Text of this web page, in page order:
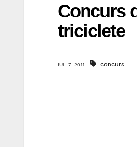
Concurs
triciclete
IUL. 7, 2011 concurs